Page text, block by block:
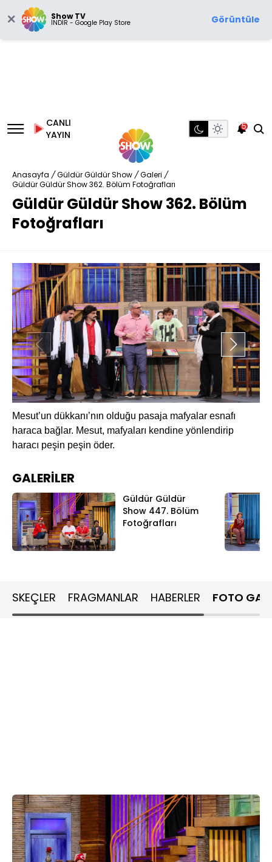
Show TV
İNDİR - Google Play Store Görüntüle
CANLI
YAYIN
5
Anasayfa / Güldür Güldür Show / Galeri /
Güldür Güldür Show 362. Bölüm Fotoğrafları
Güldür Güldür Show 362. Bölüm
Fotoğrafları
Mesut’un dükkanı’nın olduğu pasaja mafyalar esnafı
haraca bağlar. Mesut, mafyaları kendine yönlendirip
haracı peşin peşin öder.
GALERİLER
Güldür Güldür
Show 447. Bölüm
Fotoğrafları
SKEÇLER FRAGMANLAR HABERLER FOTO